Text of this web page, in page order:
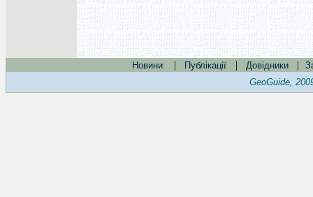
Новини | Публікації | Довідники |
GeoGuide,